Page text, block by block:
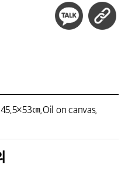
45.5×53㎝,Oil on canvas,